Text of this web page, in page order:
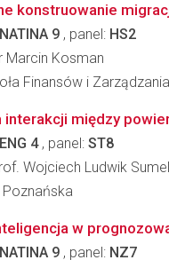
konstruowanie
9 , panel: HS2
Marcin Kosman
Finansów i
interakcji między
4, panel: ST8
Wojciech Ludwik
w
9 , panel: NZ7